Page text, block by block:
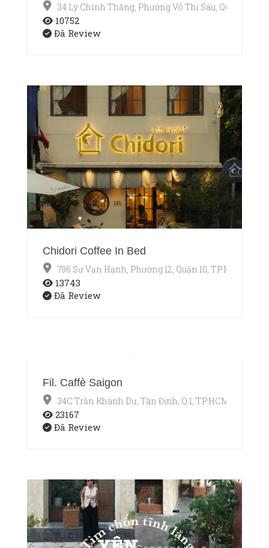
34 Lý Chính Thắng, Phường Võ Thị Sáu, Quận 3, Hồ
10752
Đã Review
Chidori Coffee In Bed
796 Sư Vạn Hạnh, Phường 12, Quận 10, TP.HCM
13743
Đã Review
Fil. Caffè Saigon
34C Trần Khánh Dư, Tân Định, Q.1, TP.HCM
23167
Đã Review